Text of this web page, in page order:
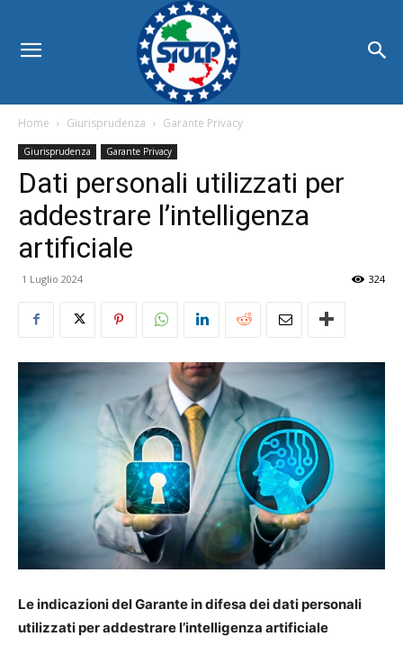
Home Giurisprudenza Garante Privacy
Giurisprudenza Garante Privacy
Dati personali utilizzati per
addestrare l’intelligenza
artificiale
1 Luglio 2024 324
Le indicazioni del Garante in difesa dei dati personali
utilizzati per addestrare l’intelligenza artificiale